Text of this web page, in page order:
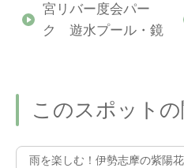
宮リバー度会パー
ク 遊水プール・鏡
このスポット
雨を楽しむ！伊勢志摩の紫陽